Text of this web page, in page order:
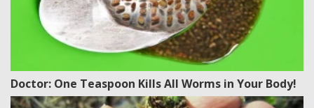
Doctor: One Teaspoon Kills All Worms in Your Body!